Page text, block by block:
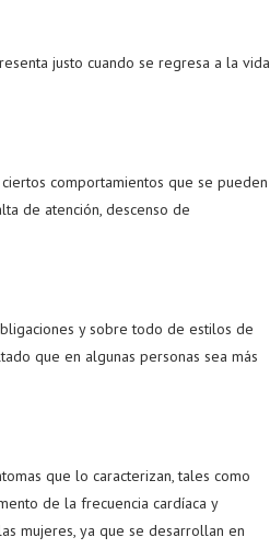
justo cuando se regresa a la vida
comportamientos que se pueden
de atención, descenso de
y sobre todo de estilos de
que en algunas personas sea más
que lo caracterizan, tales como
de la frecuencia cardíaca y
mujeres, ya que se desarrollan en